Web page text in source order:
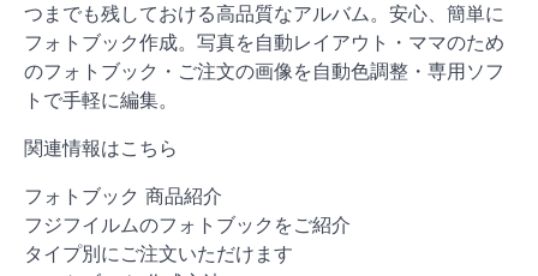
つまでも残しておける高品質なアルバム。安心、簡単に
フォトブック作成。写真を自動レイアウト・ママのため
のフォトブック・ご注文の画像を自動色調整・専用ソフ
トで手軽に編集。
関連情報はこちら
フォトブック 商品紹介
フジフイルムのフォトブックをご紹介
タイプ別にご注文いただけます